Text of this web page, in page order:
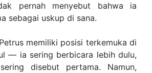
pernah menyebut bahwa ia
sebagai uskup di sana.
memiliki posisi terkemuka di
— ia sering berbicara lebih dulu,
disebut pertama. Namun,